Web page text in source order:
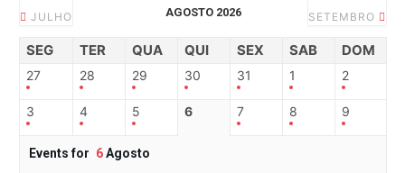
JULHO AGOSTO 2026 SETEMBRO
SEG TER QUA QUI SEX SAB DOM
27 28 29 30 31 1 2
3 4 5 6 7 8 9
Events for 6Agosto